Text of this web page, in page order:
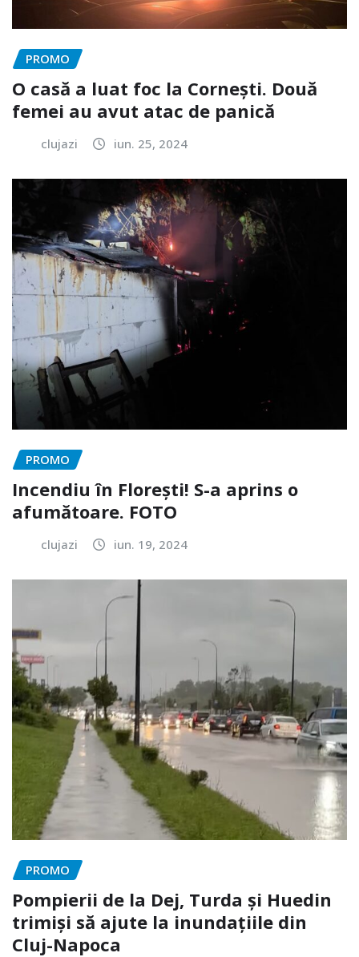
PROMO
O casă a luat foc la Cornești. Două
femei au avut atac de panică
clujazi iun. 25, 2024
PROMO
Incendiu în Florești! S-a aprins o
afumătoare. FOTO
clujazi iun. 19, 2024
PROMO
Pompierii de la Dej, Turda și Huedin
trimiși să ajute la inundațiile din
Cluj-Napoca